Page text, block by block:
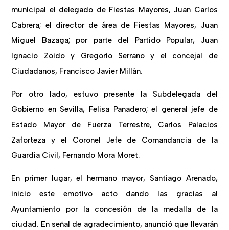
municipal el delegado de Fiestas Mayores, Juan Carlos
Cabrera; el director de área de Fiestas Mayores, Juan
Miguel Bazaga; por parte del Partido Popular, Juan
Ignacio Zoido y Gregorio Serrano y el concejal de
Ciudadanos, Francisco Javier Millán.
Por otro lado, estuvo presente la Subdelegada del
Gobierno en Sevilla, Felisa Panadero; el general jefe de
Estado Mayor de Fuerza Terrestre, Carlos Palacios
Zaforteza y el Coronel Jefe de Comandancia de la
Guardia Civil, Fernando Mora Moret.
En primer lugar, el hermano mayor, Santiago Arenado,
inicio este emotivo acto dando las gracias al
Ayuntamiento por la concesión de la medalla de la
ciudad. En señal de agradecimiento, anunció que llevarán